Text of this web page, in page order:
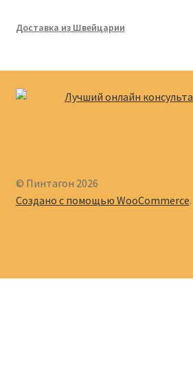
Доставка из Швейцарии
© Пинтагон 2026
Создано с помощью WooCommerce.